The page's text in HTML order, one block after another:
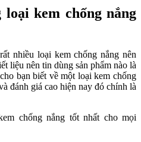
loại kem chống nắng
nhiều loại kem chống nắng nên
liệu nên tin dùng sản phẩm nào là
bạn biết về một loại kem chống
đánh giá cao hiện nay đó chính là